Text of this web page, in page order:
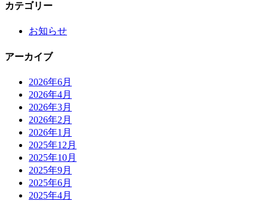
カテゴリー
お知らせ
アーカイブ
2026年6月
2026年4月
2026年3月
2026年2月
2026年1月
2025年12月
2025年10月
2025年9月
2025年6月
2025年4月